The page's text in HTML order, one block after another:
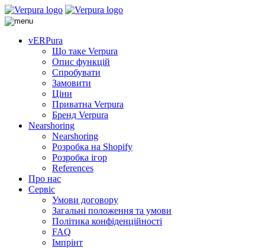
vERPura
Що таке Verpura
Опис функцій
Спробувати
Замовити
Ціни
Приватна Verpura
Бренд Verpura
Nearshoring
Nearshoring
Розробка на Shopify
Розробка ігор
References
Про нас
Сервіс
Умови договору
Загальні положення та умови
Політика конфіденційності
FAQ
Імпрінт